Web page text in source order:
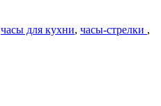
часы для кухни, часы-стрелки ,